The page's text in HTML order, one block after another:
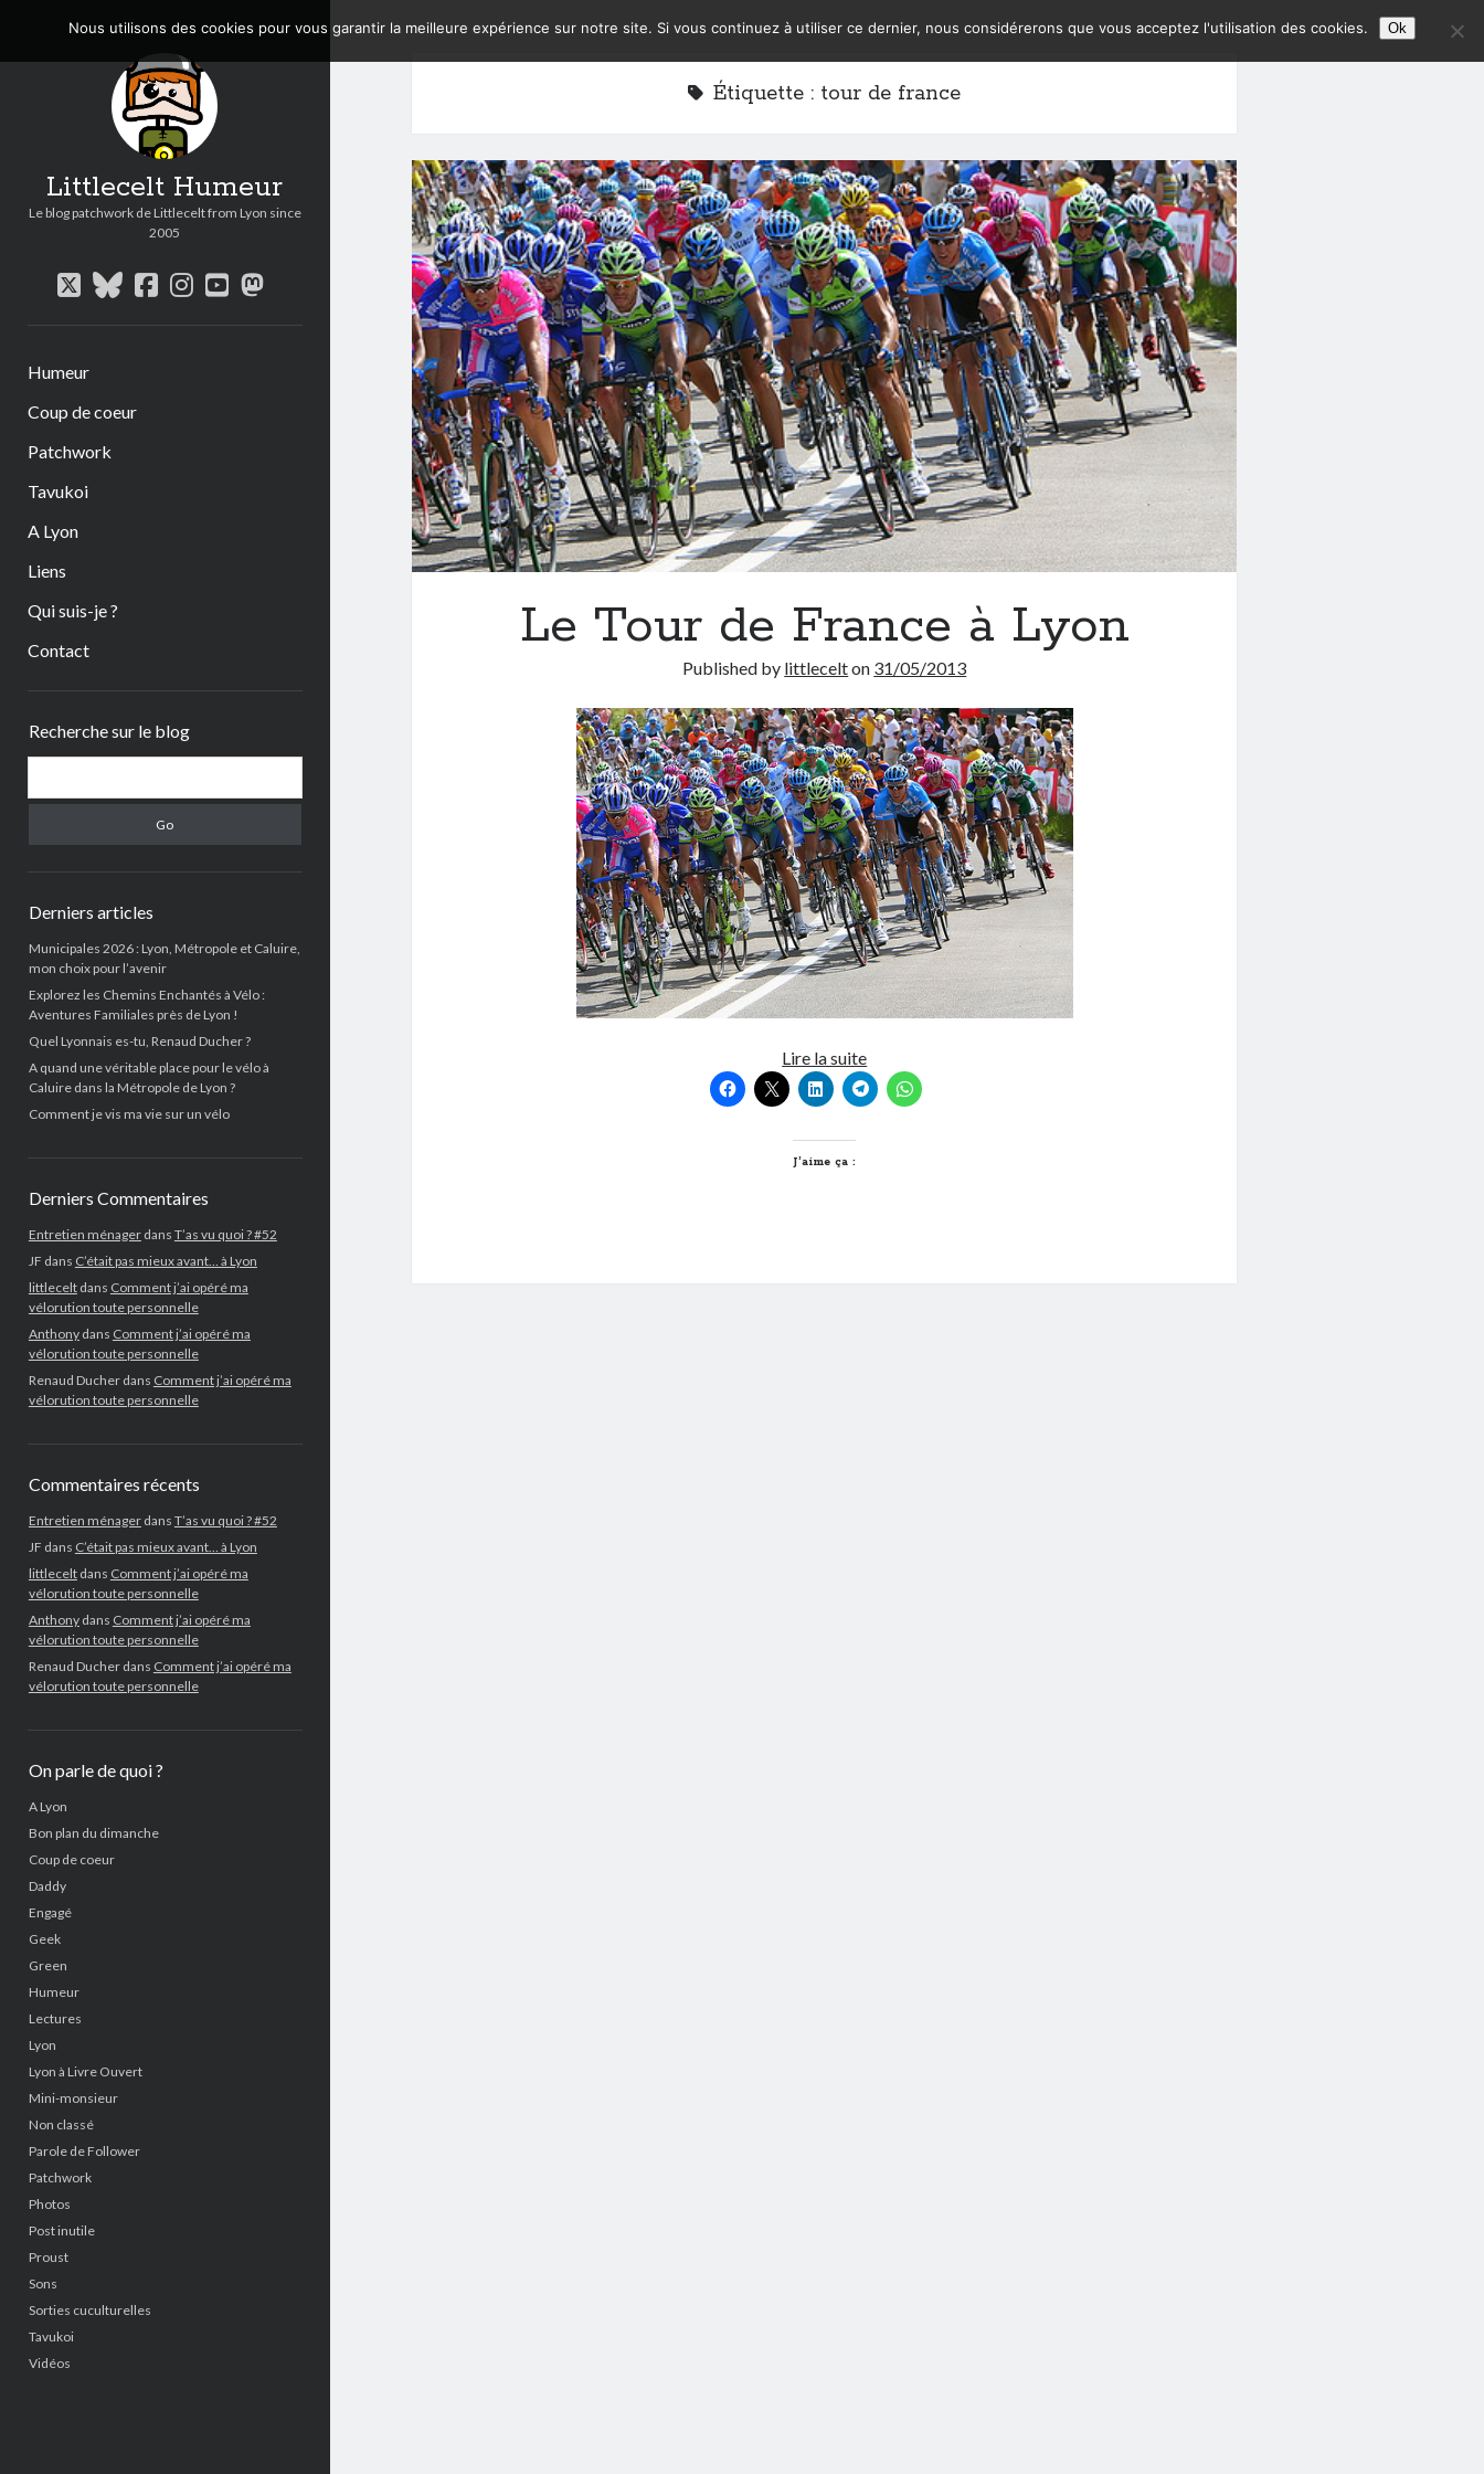
Littlecelt Humeur
Le blog patchwork de Littlecelt from Lyon since
2005
twitterbluesky
facebook
instagram
youtube
mastodon
Humeur
Coup de coeur
Patchwork
Tavukoi
A Lyon
Liens
Qui suis-je ?
Contact
Recherche sur le blog
Derniers articles
Municipales 2026 : Lyon, Métropole et Caluire,
mon choix pour l’avenir
Explorez les Chemins Enchantés à Vélo :
Aventures Familiales près de Lyon !
Quel Lyonnais es-tu, Renaud Ducher ?
A quand une véritable place pour le vélo à
Caluire dans la Métropole de Lyon ?
Comment je vis ma vie sur un vélo
Derniers Commentaires
Entretien ménagerdans T’as vu quoi ? #52
JF dans C’était pas mieux avant… à Lyon
littleceltdans Comment j’ai opéré ma
vélorution toute personnelle
Anthonydans Comment j’ai opéré ma
vélorution toute personnelle
Renaud Ducherdans Comment j’ai opéré ma
vélorution toute personnelle
Commentaires récents
Entretien ménagerdans T’as vu quoi ? #52
JF dans C’était pas mieux avant… à Lyon
littleceltdans Comment j’ai opéré ma
vélorution toute personnelle
Anthonydans Comment j’ai opéré ma
vélorution toute personnelle
Renaud Ducherdans Comment j’ai opéré ma
vélorution toute personnelle
On parle de quoi ?
A Lyon
Bon plan du dimanche
Coup de coeur
Daddy
Engagé
Geek
Green
Humeur
Lectures
Lyon
Lyon à Livre Ouvert
Mini-monsieur
Non classé
Parole de Follower
Patchwork
Photos
Post inutile
Proust
Sons
Sorties cuculturelles
Tavukoi
Vidéos
Étiquette : tour de france
Le Tour de France à Lyon
Published by littlecelton 31/05/2013
Lire la suiteLe
Tour
de
J’aime ça :
Nous utilisons des cookies pour vous garantir la meilleure expérience sur notre site. Si vous continuez à utiliser ce dernier, nous considérerons que vous acceptez l'utilisation des cookies. Ok